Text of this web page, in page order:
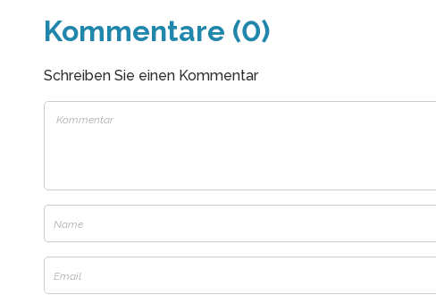
Kommentare (0)
Schreiben Sie einen Kommentar